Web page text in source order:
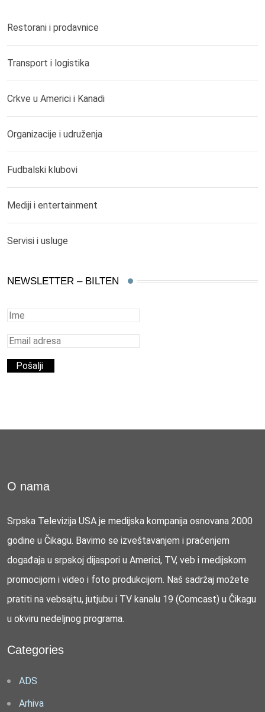
Restorani i prodavnice
Transport i logistika
Crkve u Americi i Kanadi
Organizacije i udruženja
Fudbalski klubovi
Mediji i entertainment
Servisi i usluge
NEWSLETTER – BILTEN
O nama
Srpska Televizija USA je medijska kompanija osnovana 2000
godine u Čikagu. Bavimo se izveštavanjem i praćenjem
događaja u srpskoj dijaspori u Americi, TV, veb i medijskom
promocijom i video i foto produkcijom. Naš sadržaj možete
pratiti na vebsajtu, jutjubu i TV kanalu 19 (Comcast) u Čikagu
u okviru nedeljnog programa.
Categories
ADS
Arhiva